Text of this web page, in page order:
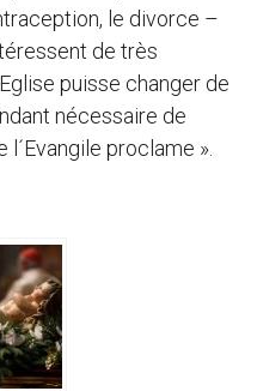
le divorce –
de très
puisse changer de
nécessaire de
proclame ».